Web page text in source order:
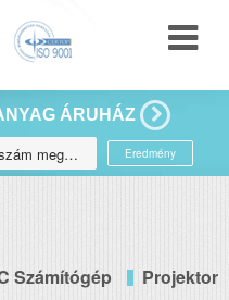
ÁRUHÁZ
Eredmény
Számítógép
Projektor